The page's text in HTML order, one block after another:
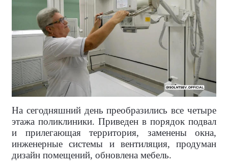
На сегодняшний день преобразились все четыре
этажа поликлиники. Приведен в порядок подвал
и прилегающая территория, заменены окна,
инженерные системы и вентиляция, продуман
дизайн помещений, обновлена мебель.